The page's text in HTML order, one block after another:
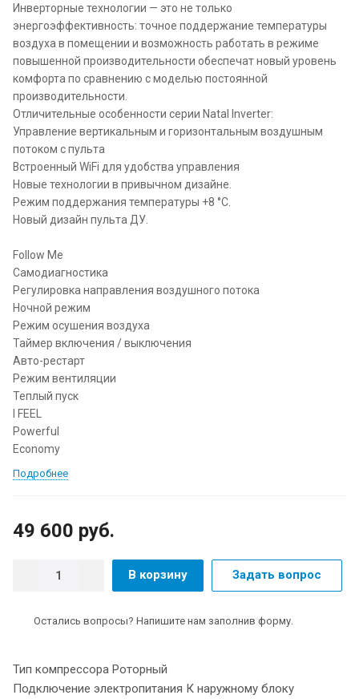
Инверторные технологии — это не только
энергоэффективность: точное поддержание температуры
воздуха в помещении и возможность работать в режиме
повышенной производительности обеспечат новый уровень
комфорта по сравнению с моделью постоянной
производительности.
Отличительные особенности серии Natal Inverter:
Управление вертикальным и горизонтальным воздушным
потоком с пульта
Встроенный WiFi для удобства управления
Новые технологии в привычном дизайне.
Режим поддержания температуры +8 °С.
Новый дизайн пульта ДУ.
Follow Me
Самодиагностика
Регулировка направления воздушного потока
Ночной режим
Режим осушения воздуха
Таймер включения / выключения
Авто-рестарт
Режим вентиляции
Теплый пуск
I FEEL
Powerful
Economy
Подробнее
49 600 руб.
В корзину Задать вопрос
Остались вопросы? Напишите нам заполнив форму.
Тип компрессора Роторный
Подключение электропитания К наружному блоку